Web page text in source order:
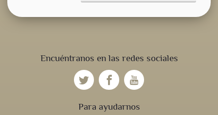
Encuéntranos en las redes sociales
Para ayudarnos